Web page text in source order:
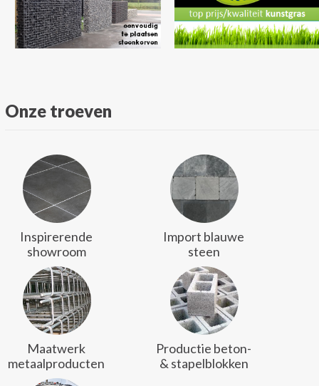
Onze troeven
Inspirerende
showroom
Import blauwe
steen
Maatwerk
metaalproducten
Productie beton-
& stapelblokken